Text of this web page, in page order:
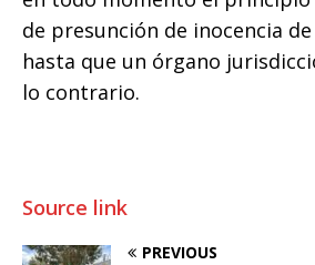
de presunción de inocencia
hasta que un órgano
lo contrario.
Source link
PREVIOUS